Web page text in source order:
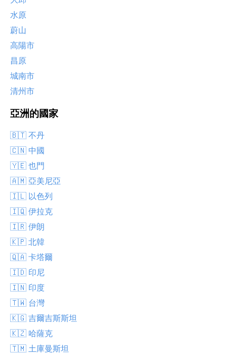
水原
蔚山
高陽市
昌原
城南市
清州市
亞洲的國家
🇧🇹 不丹
🇨🇳 中國
🇾🇪 也門
🇦🇲 亞美尼亞
🇮🇱 以色列
🇮🇶 伊拉克
🇮🇷 伊朗
🇰🇵 北韓
🇶🇦 卡塔爾
🇮🇩 印尼
🇮🇳 印度
🇹🇼 台灣
🇰🇬 吉爾吉斯斯坦
🇰🇿 哈薩克
🇹🇲 土庫曼斯坦